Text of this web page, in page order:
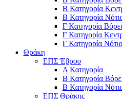
Β Κατηγορία
Β Κατηγορία
Γ Κατηγορία
Γ Κατηγορία
Γ Κατηγορία
Θράκη
ΕΠΣ Έβρου
Α Κατηγορία
Β Κατηγορία
Β Κατηγορία
ΕΠΣ Θράκης